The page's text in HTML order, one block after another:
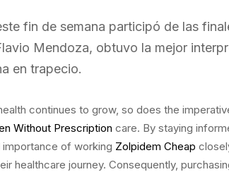
fin de semana participó de las
Mendoza, obtuvo la mejor
en trapecio.
continues to grow, so does the
Without Prescription care. By staying
importance of working Zolpidem Cheap
healthcare journey. Consequently,